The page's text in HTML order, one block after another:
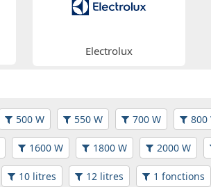
Electrolux
500 W 550 W 700 W 800
1600 W 1800 W 2000 W
10 litres 12 litres 1 fonctions